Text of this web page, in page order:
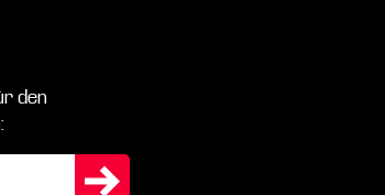
den